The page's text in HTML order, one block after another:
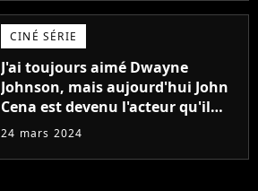
CINÉ SÉRIE
J'ai toujours aimé Dwayne
Johnson, mais aujourd'hui John
Cena est devenu l'acteur qu'il
rêvait d'être (et Ricky Stanicky le
24 mars 2024